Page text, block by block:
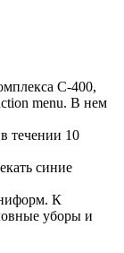
C-400,
menu. В нем
течении 10
синие
К
уборы и